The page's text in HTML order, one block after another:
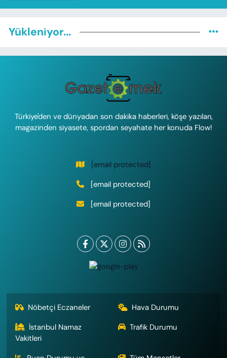
Yükleniyor...
Türkiye'den ve dünyadan son dakika haberleri, köşe yazıları,
magazinden siyasete, spordan seyahate her konuda Flow!
[email protected]
[email protected]
[email protected]
Nöbetçi Eczaneler
Hava Durumu
İstanbul Namaz
Vakitleri
Trafik Durumu